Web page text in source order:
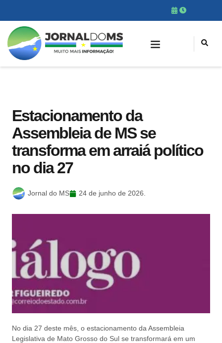
Estacionamento da
Assembleia de MS se
transforma em arraiá político
no dia 27
Jornal do MS 24 de junho de 2026.
No dia 27 deste mês, o estacionamento da Assembleia
Legislativa de Mato Grosso do Sul se transformará em um